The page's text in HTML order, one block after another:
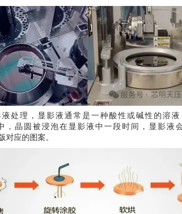
处理，显影液通常是一种酸性或碱性的溶
晶圆被浸泡在显影液中一段时间，显影液
对应的图案。